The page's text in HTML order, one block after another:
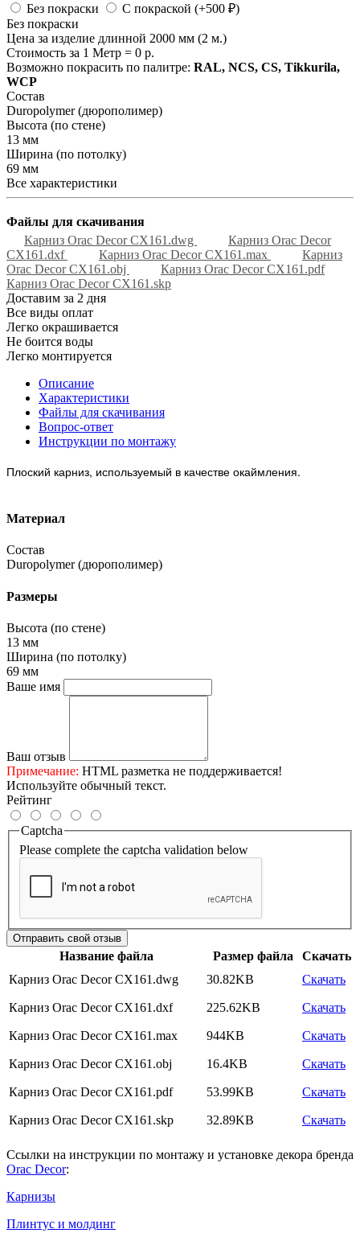
Без покраски
С покраской (+500 ₽)
Без покраски
Цена за изделие длинной 2000 мм (2 м.)
Стоимость за 1 Метр = 0 р.
Возможно покрасить по палитре: RAL, NCS, CS, Tikkurila,
WCP
Состав
Duropolymer (дюрополимер)
Высота (по стене)
13 мм
Ширина (по потолку)
69 мм
Все характеристики
Файлы для скачивания
Карниз Orac Decor CX161.dwg
Карниз Orac Decor
CX161.dxf
Карниз Orac Decor CX161.max
Карниз
Orac Decor CX161.obj
Карниз Orac Decor CX161.pdf
Карниз Orac Decor CX161.skp
Доставим за 2 дня
Все виды оплат
Легко окрашивается
Не боится воды
Легко монтируется
Описание
Характеристики
Файлы для скачивания
Вопрос-ответ
Инструкции по монтажу
Плоский карниз, используемый в качестве окаймления.
Материал
Состав
Duropolymer (дюрополимер)
Размеры
Высота (по стене)
13 мм
Ширина (по потолку)
69 мм
Ваше имя
Ваш отзыв
Примечание: HTML разметка не поддерживается!
Используйте обычный текст.
Рейтинг
Captcha
Please complete the captcha validation below
Отправить свой отзыв
Название файла Размер файла
Скачать
Карниз Orac Decor CX161.dwg
30.82KB Скачать
Карниз Orac Decor CX161.dxf 225.62KB Скачать
Карниз Orac Decor CX161.max 944KB Скачать
Карниз Orac Decor CX161.obj 16.4KB Скачать
Карниз Orac Decor CX161.pdf 53.99KB Скачать
Карниз Orac Decor CX161.skp 32.89KB Скачать
Ссылки на инструкции по монтажу и установке декора бренда
Orac Decor:
Карнизы
Плинтус и молдинг